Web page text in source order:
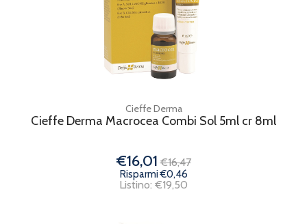
Cieffe Derma
Cieffe Derma Macrocea Combi Sol 5ml cr 8ml
€16,01 €16,47
Risparmi €0,46
Listino: €19,50